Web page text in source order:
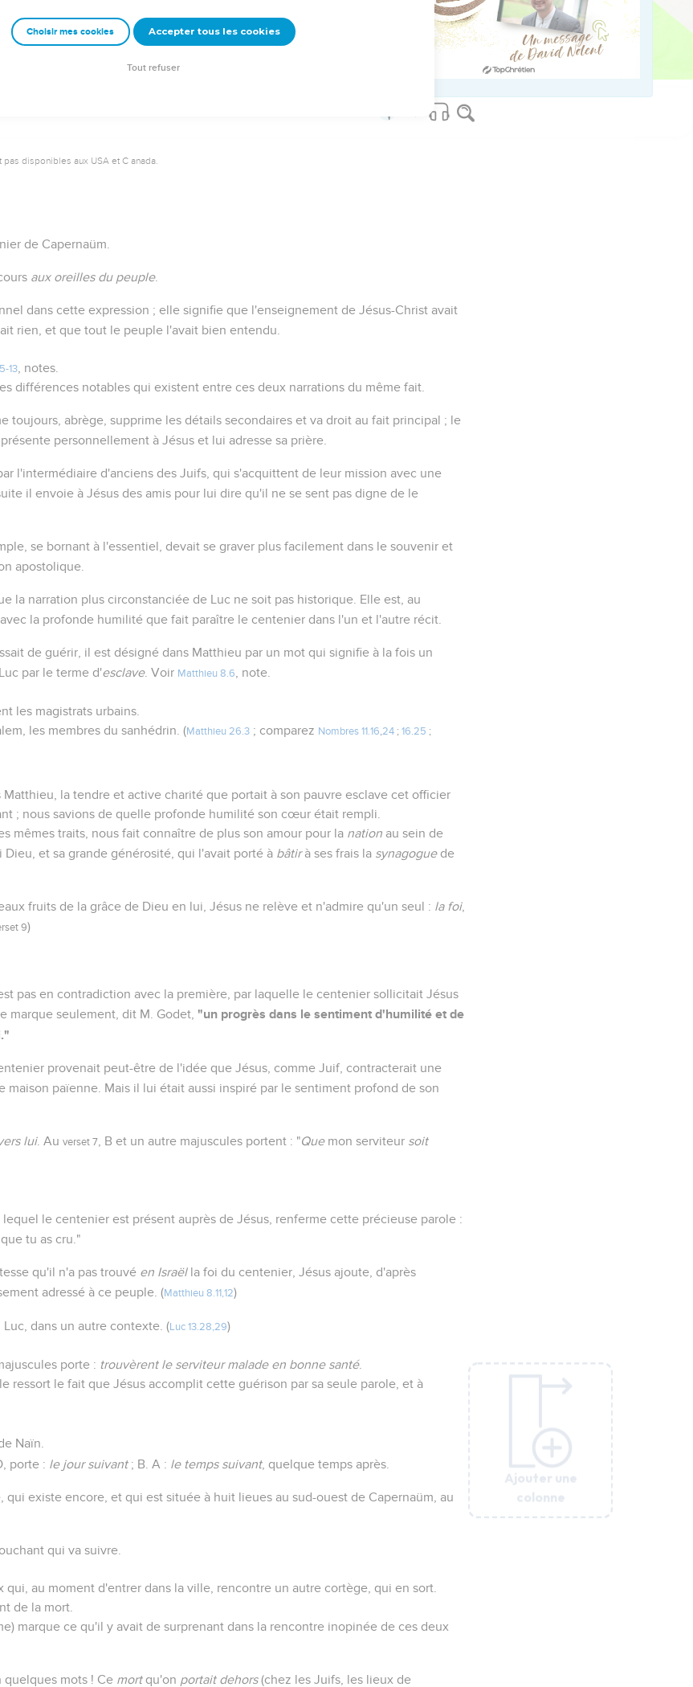
Autres ressources sur theotex.org, contact theotex@gmail.com
Ajouter une
colonne
disponibles aux USA et C anada.
de Capernaüm.
aux oreilles du peuple.
dans cette expression ; elle signifie que l'enseignement de Jésus-Christ avait
rien, et que tout le peuple l'avait bien entendu.
13
, notes.
différences notables qui existent entre ces deux narrations du même fait.
toujours, abrège, supprime les détails secondaires et va droit au fait principal ; le
personnellement à Jésus et lui adresse sa prière.
l'intermédiaire d'anciens des Juifs, qui s'acquittent de leur mission avec une
il envoie à Jésus des amis pour lui dire qu'il ne se sent pas digne de le
se bornant à l'essentiel, devait se graver plus facilement dans le souvenir et
apostolique.
la narration plus circonstanciée de Luc ne soit pas historique. Elle est, au
la profonde humilité que fait paraître le centenier dans l'un et l'autre récit.
de guérir, il est désigné dans Matthieu par un mot qui signifie à la fois un
par le terme d'esclave. Voir Matthieu 8.6 , note.
les magistrats urbains.
les membres du sanhédrin. (Matthieu 26.3 ; comparez Nombres 11.16 24 ; 16.25 ;
Matthieu, la tendre et active charité que portait à son pauvre esclave cet officier
; nous savions de quelle profonde humilité son cœur était rempli.
mêmes traits, nous fait connaître de plus son amour pour la nation au sein de
et sa grande générosité, qui l'avait porté à bâtirà ses frais la synagoguede
fruits de la grâce de Dieu en lui, Jésus ne relève et n'admire qu'un seul : la foi,
9)
pas en contradiction avec la première, par laquelle le centenier sollicitait Jésus
marque seulement, dit M. Godet, "un progrès dans le sentiment d'humilité et de
provenait peut-être de l'idée que Jésus, comme Juif, contracterait une
maison païenne. Mais il lui était aussi inspiré par le sentiment profond de son
lui. Au verset 7 , B et un autre majuscules portent : "Quemon serviteur soit
le centenier est présent auprès de Jésus, renferme cette précieuse parole :
tu as cru."
qu'il n'a pas trouvé en Israëlla foi du centenier, Jésus ajoute, d'après
adressé à ce peuple. (Matthieu 8.11,12)
dans un autre contexte. ( Luc 13.28,29)
porte : trouvèrent le serviteur malade en bonne santé.
ressort le fait que Jésus accomplit cette guérison par sa seule parole, et à
Naïn.
porte : le jour suivant; B. A : le temps suivant, quelque temps après.
qui existe encore, et qui est située à huit lieues au sud-ouest de Capernaüm, au
qui va suivre.
qui, au moment d'entrer dans la ville, rencontre un autre cortège, qui en sort.
de la mort.
marque ce qu'il y avait de surprenant dans la rencontre inopinée de ces deux
quelques mots ! Ce mortqu'on portait dehors(chez les Juifs, les lieux de
Ajouter une
colonne
Ajouter une
colonne
Ajouter une
colonne
Ajouter une
colonne
Choisir mes cookies Accepter tous les cookies
Tout refuser